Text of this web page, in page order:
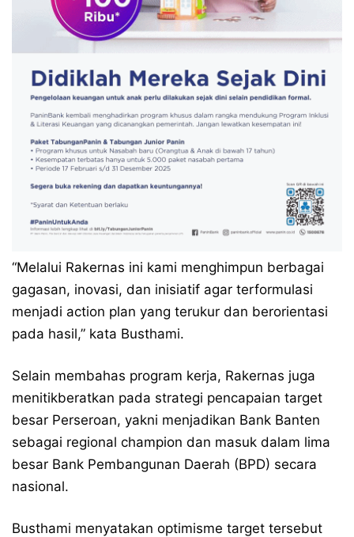
“Melalui Rakernas ini kami menghimpun berbagai
gagasan, inovasi, dan inisiatif agar terformulasi
menjadi action plan yang terukur dan berorientasi
pada hasil,” kata Busthami.
Selain membahas program kerja, Rakernas juga
menitikberatkan pada strategi pencapaian target
besar Perseroan, yakni menjadikan Bank Banten
sebagai regional champion dan masuk dalam lima
besar Bank Pembangunan Daerah (BPD) secara
nasional.
Busthami menyatakan optimisme target tersebut